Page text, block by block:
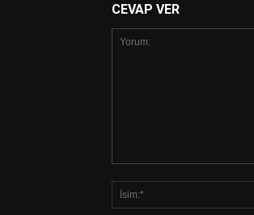
CEVAP VER